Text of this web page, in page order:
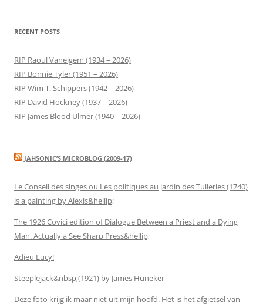
RECENT POSTS
RIP Raoul Vaneigem (1934 – 2026)
RIP Bonnie Tyler (1951 – 2026)
RIP Wim T. Schippers (1942 – 2026)
RIP David Hockney (1937 – 2026)
RIP James Blood Ulmer (1940 – 2026)
JAHSONIC’S MICROBLOG (2009-17)
Le Conseil des singes ou Les politiques au jardin des Tuileries (1740)
is a painting by Alexis&hellip;
The 1926 Covici edition of Dialogue Between a Priest and a Dying
Man. Actually a See Sharp Press&hellip;
Adieu Lucy!
Steeplejack&nbsp;(1921) by James Huneker
Deze foto krijg ik maar niet uit mijn hoofd. Het is het afgietsel van